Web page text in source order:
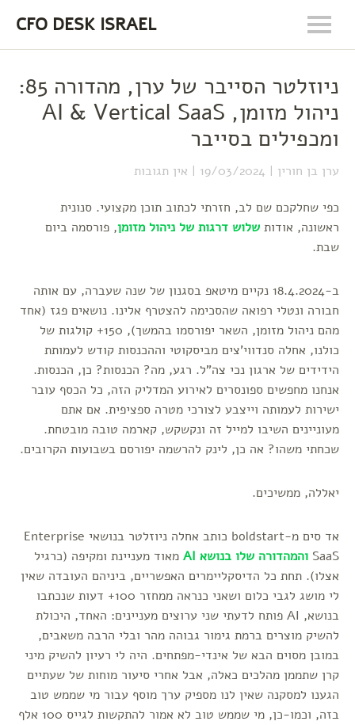
CFO DESK ISRAEL
ניוזלטר הסייבר של ערן, מהדורה 85:
ניהול מזומן, AI & Vertical SaaS
ומכפילים בסייבר
ערן בן חורין 19/03/2024 אין תגובות
כפי שחלקכם שם לב, חזרתי לכתוב תוכן מקצועי. סנונית
ראשונה, אודות שלוש דרגות של ניהול מזומן, פורסמה ביום
שבת.
ב-18.4.2024 נקיים מיטאפ בסגנון של שנה שעברה, עם אותה
חבורה ונטלי רפואה שהסכימה להצטרף אלינו. נושאים פגז (אחד
מהם ניהול מזומן, השאר יפורסמו בהמשך), 150+ קולגות של
כולנו, אחלה סנדווי'צים מביסקוטי וההכנסות קודש לעמותת
הידידים של ארגון נכי צה"ל. רגע, מה? הכנסות? כן, הכנסות.
אנחנו מחפשים ספונסרים לאירוע המדליק הזה, כל הכסף עובר
ישירות לעמותה וייצבע לצורכי מטרה ספציפית. אם אתם
מעוניינים השיבו למייל זה ונקשקש, קארמה טובה מובטחת.
שכחתי משהו? אה כן, לינק להרשמה יפורסם בשבועות הקרובים.
יאללה, ממשיכים.
אד סים מ-boldstart כותב אחלה ניוזלטר בנושאי Enterprise
SaaS והמהדורה שלו בנושא AI
מאוד מעניינת ומקיפה (כרגיל
אצלו). תחת כל הדיסקליימרים האפשריים, ביניהם העובדה שאין
לי מושג לגבי כלום ושאני כנראה ממחזר 100+ דעות שנכתבו
בנושא, AI פותח לדעתי שני ערוצים מעניינים: האחד, היכולת
להשיק מוצרים ברמת גימור גבוהה מהר ובלי הרבה משאבים,
במובן מסוים הבא של אינדי-מפתחים. היה לי רעיון להשיק מיני
קרן שתממן מהלכים כאלה, אבל אחרי סיעור מוחות של שעתיים
הגענו למסקנה שאין לנו מספיק ערך מוסף עבור מי שממש טוב
בזה, וכמו-כן, מי שממש טוב לא אמור להתקשות לגייס 100 אלף